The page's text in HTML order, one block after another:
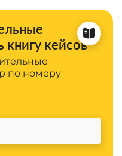
книгу кейсов
по номеру